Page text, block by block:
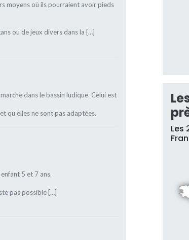
moyens où ils pourraient avoir pieds
ou de jeux divers dans la […]
dans le bassin ludique. Celui est
qu elles ne sont pas adaptées.
5 et 7 ans.
pas possible […]
Les